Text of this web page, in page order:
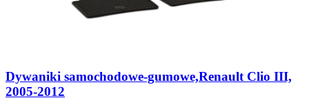
Dywaniki samochodowe-gumowe,Renault Clio III,
2005-2012